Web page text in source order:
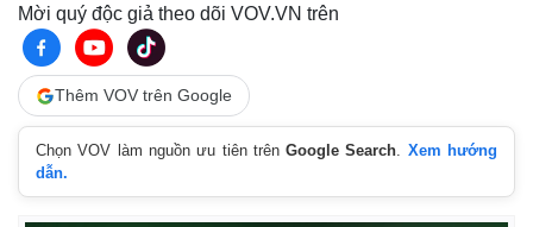
Mời quý độc giả theo dõi VOV.VN trên
Thêm VOV trên Google
Chọn VOV làm nguồn ưu tiên trênGoogle Search. Xem hướng
dẫn.